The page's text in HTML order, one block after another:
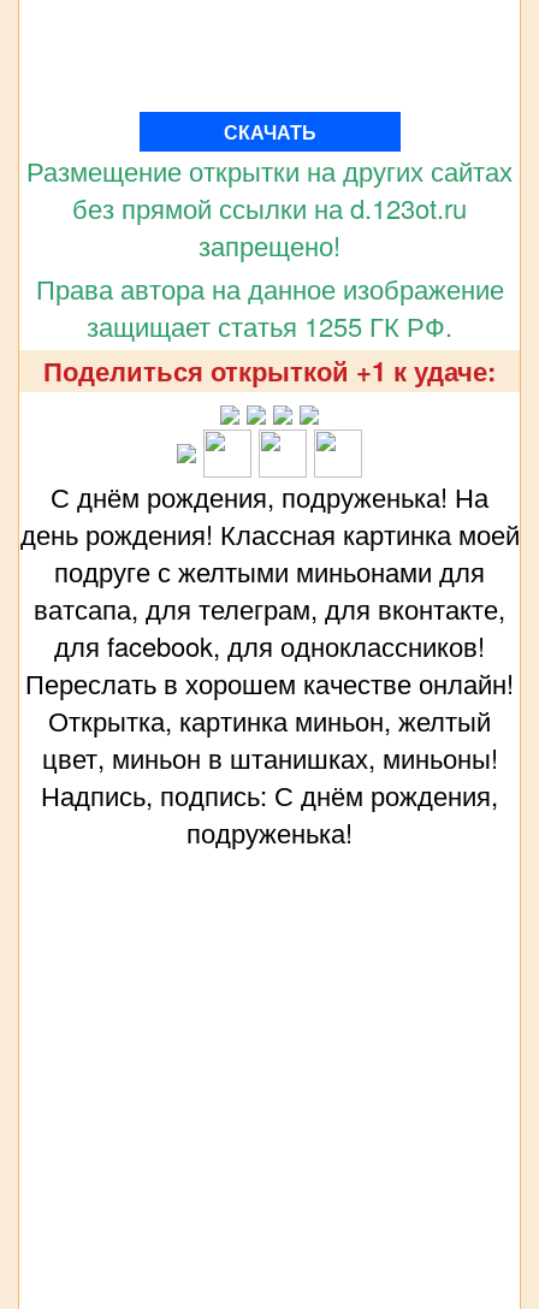
СКАЧАТЬ
Размещение открытки на других сайтах
без прямой ссылки на d.123ot.ru
запрещено!
Права автора на данное изображение
защищает статья 1255 ГК РФ.
Поделиться открыткой +1 к удаче:
С днём рождения, подруженька! На
день рождения! Классная картинка моей
подруге с желтыми миньонами для
ватсапа, для телеграм, для вконтакте,
для facebook, для одноклассников!
Переслать в хорошем качестве онлайн!
Открытка, картинка миньон, желтый
цвет, миньон в штанишках, миньоны!
Надпись, подпись: С днём рождения,
подруженька!